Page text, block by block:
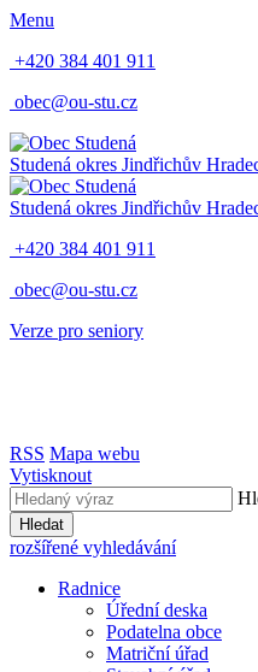
Menu
+420 384 401 911
obec@ou-stu.cz
Studená okres Jindřichův
Studená okres Jindřichův
+420 384 401 911
obec@ou-stu.cz
Verze pro seniory
RSS Mapa webu
Vytisknout
Hledat
rozšířené vyhledávání
Radnice
Úřední deska
Podatelna obce
Matriční úřad